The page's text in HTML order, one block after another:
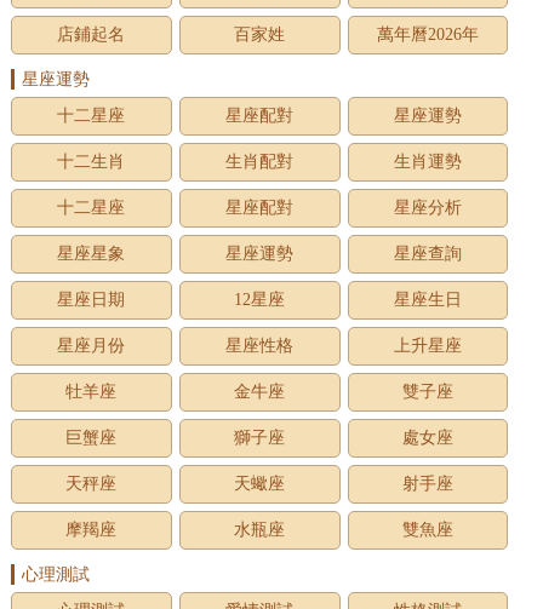
店鋪起名 百家姓 萬年曆2026年
星座運勢
十二星座
星座配對 星座運勢
十二生肖 生肖配對 生肖運勢
十二星座 星座配對 星座分析
星座星象 星座運勢 星座查詢
星座日期 12星座 星座生日
星座月份 星座性格 上升星座
牡羊座 金牛座 雙子座
巨蟹座 獅子座 處女座
天秤座 天蠍座 射手座
摩羯座 水瓶座 雙魚座
心理測試